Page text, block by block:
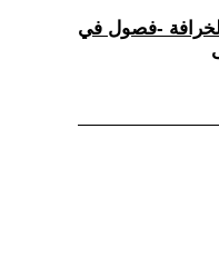
الخرافة -فصول في